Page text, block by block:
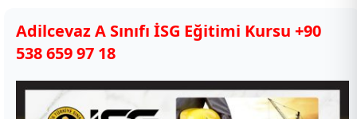
Adilcevaz A Sınıfı İSG Eğitimi Kursu +90
538 659 97 18